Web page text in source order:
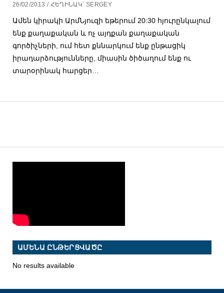
26/02/2013 / ՀԵՂԻՆԱԿ՝ SERGEY
Ամեն կիրակի ԱրմՆյուզի եթերում 20:30 հյուրընկալում
ենք քաղաքական և ոչ այդքան քաղաքական
գործիչների, ում հետ քննարկում ենք ընթացիկ
իրադարձությունները, միասին ծիծաղում ենք ու
տարօրինակ հարցեր…
ԱՄԵՆԱ ԸՆԹԵՐՑՎԱԾԸ
No results available